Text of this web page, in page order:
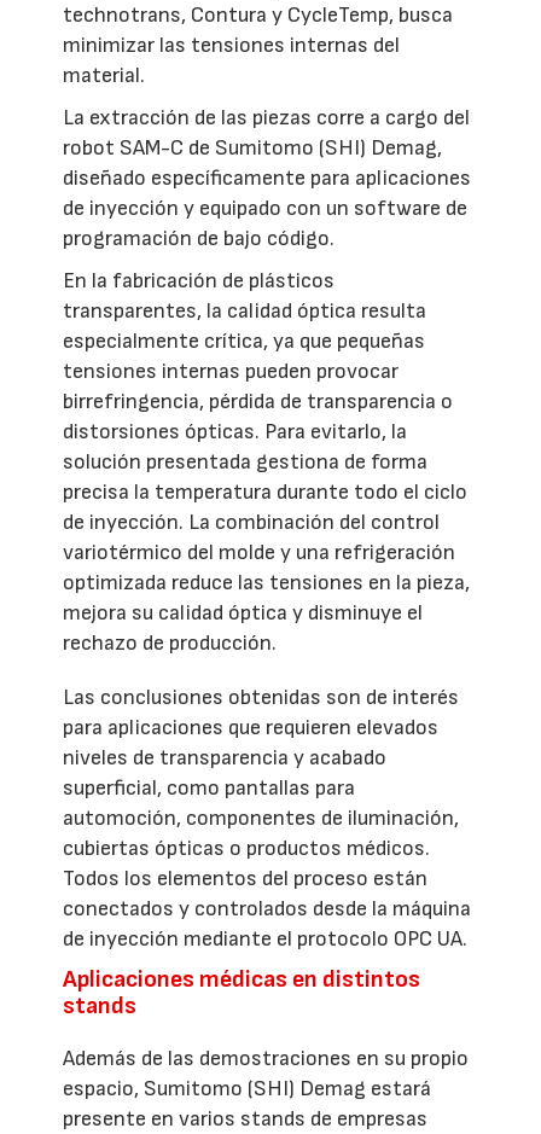
technotrans, Contura y CycleTemp, busca
minimizar las tensiones internas del
material.
La extracción de las piezas corre a cargo del
robot SAM-C de Sumitomo (SHI) Demag,
diseñado específicamente para aplicaciones
de inyección y equipado con un software de
programación de bajo código.
En la fabricación de plásticos
transparentes, la calidad óptica resulta
especialmente crítica, ya que pequeñas
tensiones internas pueden provocar
birrefringencia, pérdida de transparencia o
distorsiones ópticas. Para evitarlo, la
solución presentada gestiona de forma
precisa la temperatura durante todo el ciclo
de inyección. La combinación del control
variotérmico del molde y una refrigeración
optimizada reduce las tensiones en la pieza,
mejora su calidad óptica y disminuye el
rechazo de producción.
Las conclusiones obtenidas son de interés
para aplicaciones que requieren elevados
niveles de transparencia y acabado
superficial, como pantallas para
automoción, componentes de iluminación,
cubiertas ópticas o productos médicos.
Todos los elementos del proceso están
conectados y controlados desde la máquina
de inyección mediante el protocolo OPC UA.
Aplicaciones médicas en distintos
stands
Además de las demostraciones en su propio
espacio, Sumitomo (SHI) Demag estará
presente en varios stands de empresas